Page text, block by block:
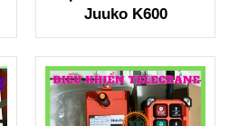
Juuko K600